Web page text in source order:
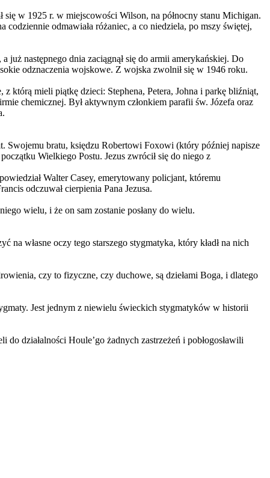
w 1925 r. w miejscowości Wilson, na północny stanu Michigan.
odmawiała różaniec, a co niedziela, po mszy świętej,
następnego dnia zaciągnął się do armii amerykańskiej. Do
odznaczenia wojskowe. Z wojska zwolnił się w 1946 roku.
którą mieli piątkę dzieci: Stephena, Petera, Johna i parkę bliźniąt,
chemicznej. Był aktywnym członkiem parafii św. Józefa oraz
Swojemu bratu, księdzu Robertowi Foxowi (który później napisze
Wielkiego Postu. Jezus zwrócił się do niego z
Walter Casey, emerytowany policjant, któremu
odczuwał cierpienia Pana Jezusa.
wielu, i że on sam zostanie posłany do wielu.
na własne oczy tego starszego stygmatyka, który kładł na nich
czy to fizyczne, czy duchowe, są dziełami Boga, i dlatego
Jest jednym z niewielu świeckich stygmatyków w historii
działalności Houle’go żadnych zastrzeżeń i pobłogosławili